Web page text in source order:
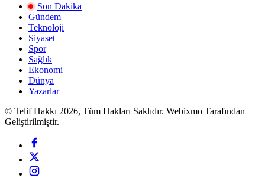
Son Dakika
Gündem
Teknoloji
Siyaset
Spor
Sağlık
Ekonomi
Dünya
Yazarlar
© Telif Hakkı 2026, Tüm Hakları Saklıdır. Webixmo Tarafından
Geliştirilmiştir.